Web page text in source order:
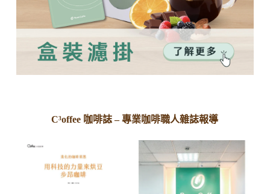
C³offee 咖啡誌 – 專業咖啡職人雜誌報導